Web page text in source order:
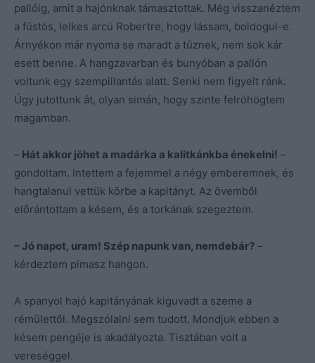
pallóig, amit a hajónknak támasztottak. Még visszanéztem
a füstös, lelkes arcú Robertre, hogy lássam, boldogul-e.
Árnyékon már nyoma se maradt a tűznek, nem sok kár
esett benne. A hangzavarban és bunyóban a pallón
voltunk egy szempillantás alatt. Senki nem figyelt ránk.
Úgy jutottunk át, olyan simán, hogy szinte felröhögtem
magamban.
– Hát akkor jöhet a madárka a kalitkánkba énekelni! –
gondoltam. Intettem a fejemmel a négy emberemnek, és
hangtalanul vettük körbe a kapitányt. Az övemből
előrántottam a késem, és a torkának szegeztem.
– Jó napot, uram! Szép napunk van, nemdebár? –
kérdeztem pimasz hangon.
A spanyol hajó kapitányának kiguvadt a szeme a
rémülettől. Megszólalni sem tudott. Mondjuk ebben a
késem pengéje is akadályozta. Tisztában volt a
vereséggel.